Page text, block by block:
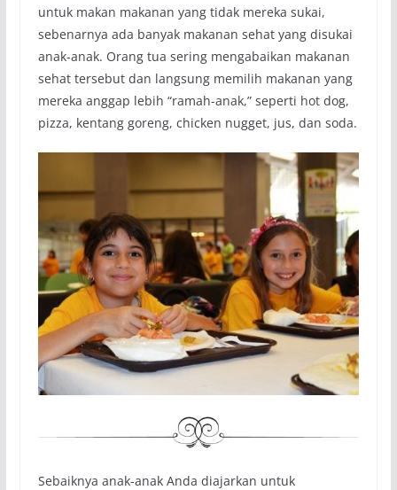
untuk makan makanan yang tidak mereka sukai,
sebenarnya ada banyak makanan sehat yang disukai
anak-anak. Orang tua sering mengabaikan makanan
sehat tersebut dan langsung memilih makanan yang
mereka anggap lebih “ramah-anak,” seperti hot dog,
pizza, kentang goreng, chicken nugget, jus, dan soda.
Sebaiknya anak-anak Anda diajarkan untuk